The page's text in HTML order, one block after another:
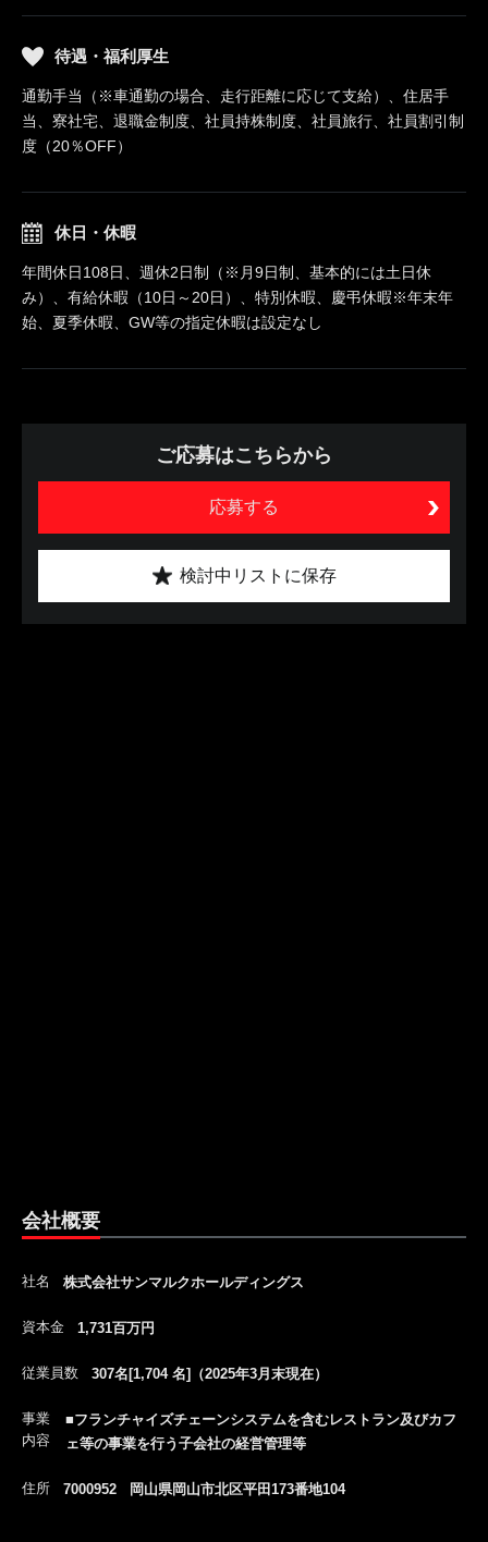
待遇・福利厚生
通勤手当（※車通勤の場合、走行距離に応じて支給）、住居手
当、寮社宅、退職金制度、社員持株制度、社員旅行、社員割引制
度（20％OFF）
休日・休暇
年間休日108日、週休2日制（※月9日制、基本的には土日休
み）、有給休暇（10日～20日）、特別休暇、慶弔休暇※年末年
始、夏季休暇、GW等の指定休暇は設定なし
ご応募はこちらから
応募する
検討中リストに保存
会社概要
社名 株式会社サンマルクホールディングス
資本金 1,731百万円
従業員数 307名[1,704 名]（2025年3月末現在）
事業
内容
■フランチャイズチェーンシステムを含むレストラン及びカフ
ェ等の事業を行う子会社の経営管理等
住所 7000952 岡山県岡山市北区平田173番地104